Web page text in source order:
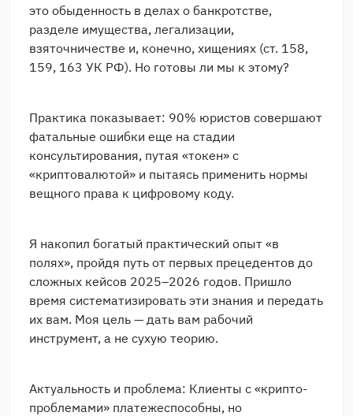
это обыденность в делах о банкротстве,
разделе имущества, легализации,
взяточничестве и, конечно, хищениях (ст. 158,
159, 163 УК РФ). Но готовы ли мы к этому?
Практика показывает: 90% юристов совершают
фатальные ошибки еще на стадии
консультирования, путая «токен» с
«криптовалютой» и пытаясь применить нормы
вещного права к цифровому коду.
Я накопил богатый практический опыт «в
полях», пройдя путь от первых прецедентов до
сложных кейсов 2025–2026 годов. Пришло
время систематизировать эти знания и передать
их вам. Моя цель — дать вам рабочий
инструмент, а не сухую теорию.
Актуальность и проблема: Клиенты с «крипто-
проблемами» платежеспособны, но